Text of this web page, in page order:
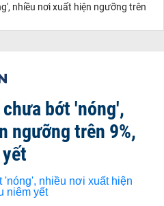
nhiều nơi xuất hiện ngưỡng trên
bớt 'nóng',
ngưỡng trên 9%,